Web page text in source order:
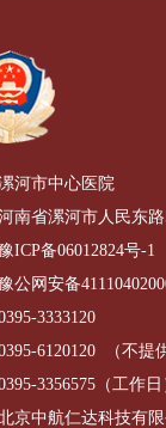
河市中心医院
南省漯河市人民东
ICP备06012824号-1
公网安备
3333120
6120120
（不提
3356575 （工作日
京中航仁达科技有限